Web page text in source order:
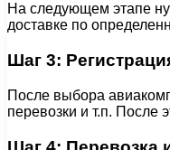
На следующем этапе
доставке по
Шаг 3:
После выбора
перевозки и т.п. После